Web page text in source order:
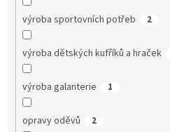
výroba sportovních potřeb 2
výroba dětských kufříků a hraček
výroba galanterie 1
opravy oděvů 2